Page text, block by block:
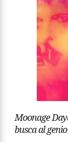
Moonage
busca al